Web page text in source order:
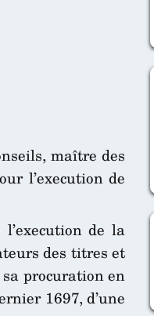
maître des
l’execution de
de la
des titres et
procuration en
1697, d’une